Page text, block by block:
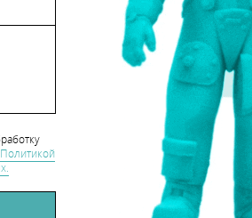
Политикой